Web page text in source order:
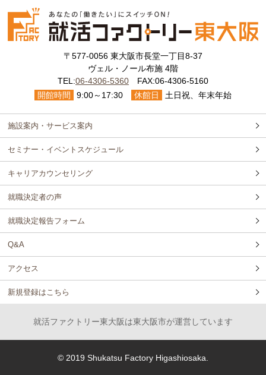
〒577-0056 東大阪市長堂一丁目8-37
ヴェル・ノール布施 4階
TEL:06-4306-5360FAX:06-4306-5160
開館時間
9:00～17:30 休館日 土日祝、年末年始
施設案内・サービス案内
セミナー・イベントスケジュール
キャリアカウンセリング
就職決定者の声
就職決定報告フォーム
Q&A
アクセス
新規登録はこちら
就活ファクトリー東大阪は東大阪市が運営しています
© 2019 Shukatsu Factory Higashiosaka.